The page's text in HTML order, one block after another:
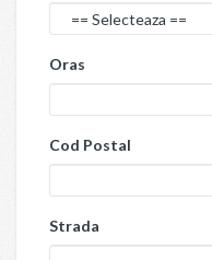
Oras
Cod Postal
Strada